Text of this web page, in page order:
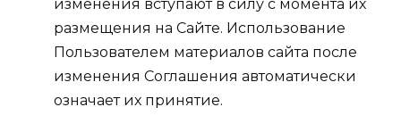
изменения вступают в силу с момента их
размещения на Сайте. Использование
Пользователем материалов сайта после
изменения Соглашения автоматически
означает их принятие.